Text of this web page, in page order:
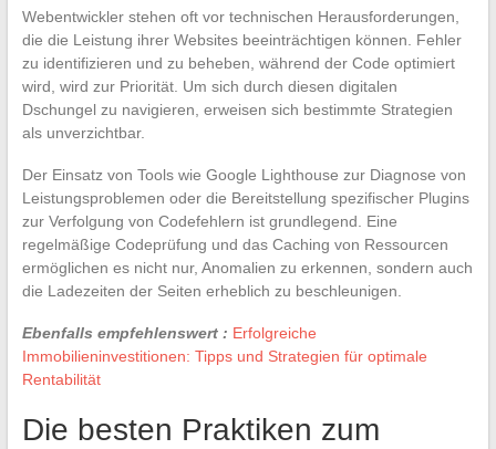
Webentwickler stehen oft vor technischen Herausforderungen,
die die Leistung ihrer Websites beeinträchtigen können. Fehler
zu identifizieren und zu beheben, während der Code optimiert
wird, wird zur Priorität. Um sich durch diesen digitalen
Dschungel zu navigieren, erweisen sich bestimmte Strategien
als unverzichtbar.
Der Einsatz von Tools wie Google Lighthouse zur Diagnose von
Leistungsproblemen oder die Bereitstellung spezifischer Plugins
zur Verfolgung von Codefehlern ist grundlegend. Eine
regelmäßige Codeprüfung und das Caching von Ressourcen
ermöglichen es nicht nur, Anomalien zu erkennen, sondern auch
die Ladezeiten der Seiten erheblich zu beschleunigen.
Ebenfalls empfehlenswert : Erfolgreiche
Immobilieninvestitionen: Tipps und Strategien für optimale
Rentabilität
Die besten Praktiken zum